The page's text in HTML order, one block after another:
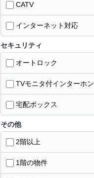
CATV
インターネット対応
セキュリティ
オートロック
TVモニタ付インターホン
宅配ボックス
その他
2階以上
1階の物件